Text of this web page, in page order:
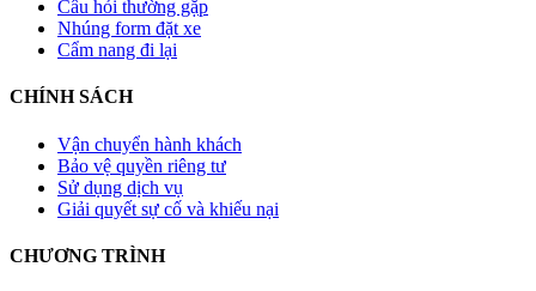
Câu hỏi thường gặp
Nhúng form đặt xe
Cẩm nang đi lại
CHÍNH SÁCH
Vận chuyển hành khách
Bảo vệ quyền riêng tư
Sử dụng dịch vụ
Giải quyết sự cố và khiếu nại
CHƯƠNG TRÌNH